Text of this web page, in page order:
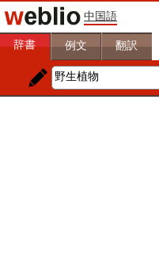
中国語
辞書 例文 翻訳